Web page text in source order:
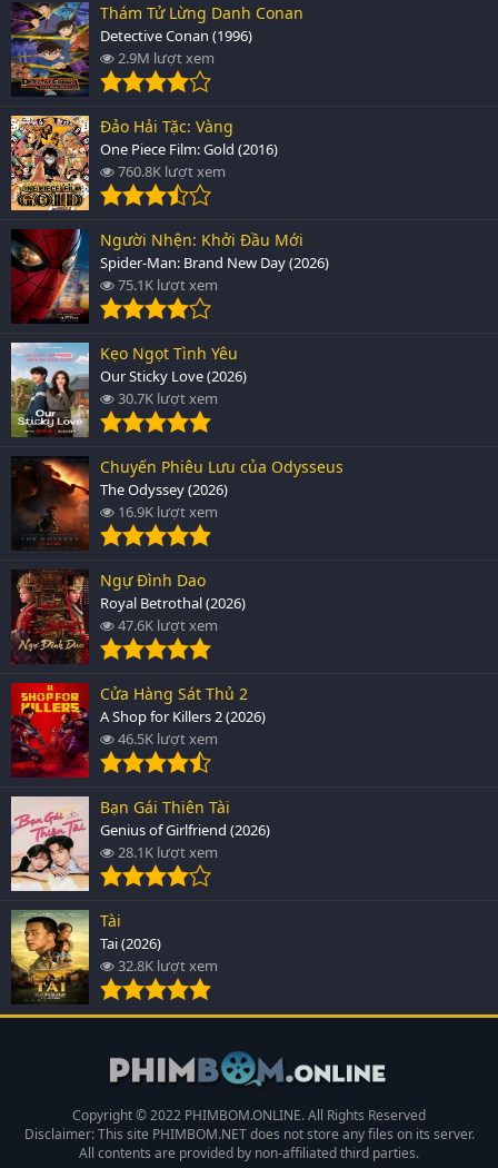
Thám Tử Lừng Danh Conan
Detective Conan (1996)
2.9M lượt xem
Đảo Hải Tặc: Vàng
One Piece Film: Gold (2016)
760.8K lượt xem
Người Nhện: Khởi Đầu Mới
Spider-Man: Brand New Day (2026)
75.1K lượt xem
Kẹo Ngọt Tình Yêu
Our Sticky Love (2026)
30.7K lượt xem
Chuyến Phiêu Lưu của Odysseus
The Odyssey (2026)
16.9K lượt xem
Ngự Đình Dao
Royal Betrothal (2026)
47.6K lượt xem
Cửa Hàng Sát Thủ 2
A Shop for Killers 2 (2026)
46.5K lượt xem
Bạn Gái Thiên Tài
Genius of Girlfriend (2026)
28.1K lượt xem
Tài
Tai (2026)
32.8K lượt xem
Copyright © 2022 PHIMBOM.ONLINE. All Rights Reserved
Disclaimer: This site PHIMBOM.NETdoes not store any files on its server.
All contents are provided by non-affiliated third parties.